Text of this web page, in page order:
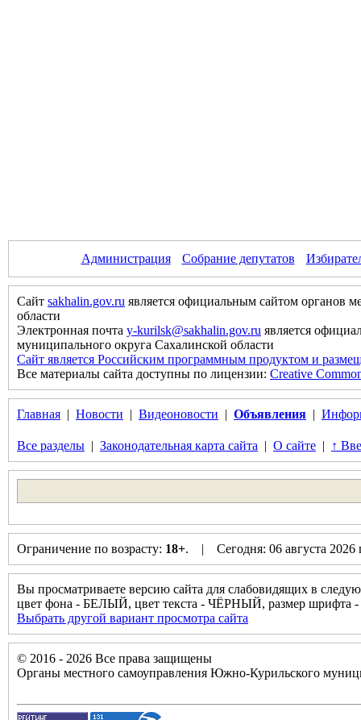
Администрация Собрание депутатов
Сайт sakhalin.gov.ru является официальным сайтом органов
области
Электронная почта y-kurilsk@sakhalin.gov.ru является
муниципального округа Сахалинской области
Сайт является Российским программным продуктом и
Все материалы сайта доступны по лицензии: Creative
Главная | Новости | Видеоновости | Объявления |
Все разделы | Законодательная карта сайта | О сайте | ↑
Ограничение по возрасту: 18+. | Сегодня: 06 августа
Вы просматриваете версию сайта для слабовидящих в
цвет фона - БЕЛЫЙ, цвет текста - ЧЁРНЫЙ, размер
Выбрать другой вариант просмотра сайта
© 2016 - 2026 Все права защищены
Органы местного самоуправления Южно-Курильского